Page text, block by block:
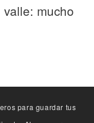
mucho
para guardar tus